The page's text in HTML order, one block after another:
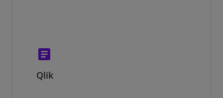
article
Qlik